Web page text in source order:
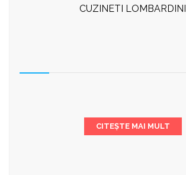
CUZINETI LOMBARDINI
CITEȘTE MAI MULT